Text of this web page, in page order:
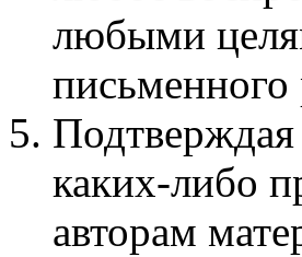
любыми
Подтверждая
каких-либо
авторам